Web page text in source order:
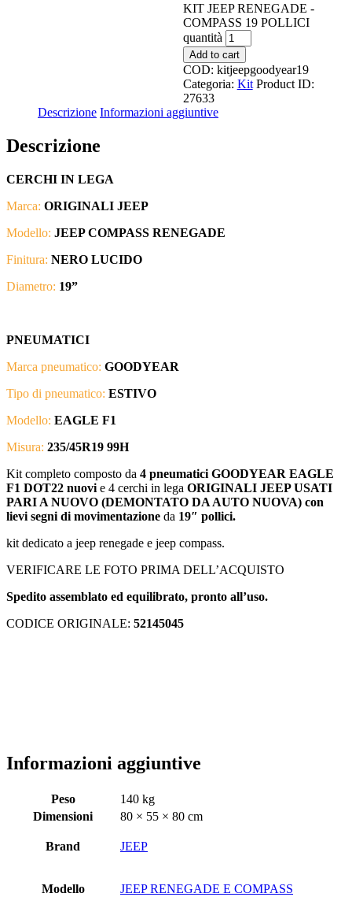
KIT JEEP RENEGADE -
COMPASS 19 POLLICI
quantità
Add to cart
COD: kitjeepgoodyear19
Categoria: Kit Product ID:
27633
Descrizione Informazioni aggiuntive
Descrizione
CERCHI IN LEGA
Marca: ORIGINALI JEEP
Modello: JEEP COMPASS RENEGADE
Finitura: NERO LUCIDO
Diametro: 19”
PNEUMATICI
Marca pneumatico: GOODYEAR
Tipo di pneumatico: ESTIVO
Modello: EAGLE F1
Misura: 235/45R19 99H
Kit completo composto da 4 pneumatici GOODYEAR EAGLE
F1 DOT22 nuovi e 4 cerchi in lega ORIGINALI JEEP USATI
PARI A NUOVO (DEMONTATO DA AUTO NUOVA) con
lievi segni di movimentazione da 19″ pollici.
kit dedicato a jeep renegade e jeep compass.
VERIFICARE LE FOTO PRIMA DELL’ACQUISTO
Spedito assemblato ed equilibrato, pronto all’uso.
CODICE ORIGINALE: 52145045
Informazioni aggiuntive
Peso
140 kg
Dimensioni
80 × 55 × 80 cm
Brand JEEP
Modello JEEP RENEGADE E COMPASS